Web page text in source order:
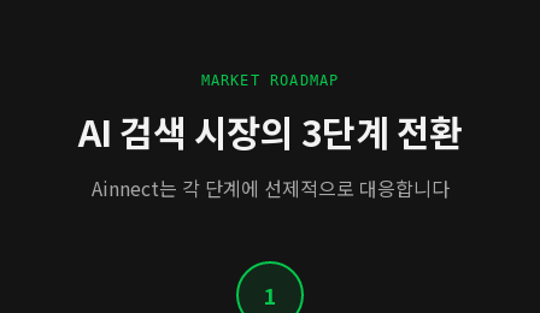
MARKET ROADMAP
AI 검색 시장의 3단계 전환
Ainnect는 각 단계에 선제적으로 대응합니다
1